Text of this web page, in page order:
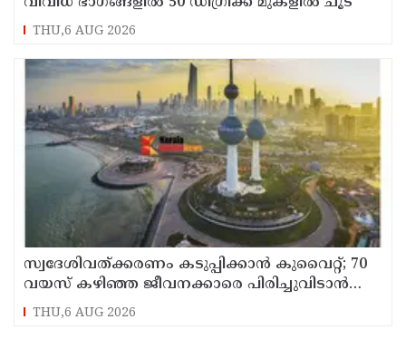
THU,6 AUG 2026
സ്വദേശിവത്ക്കരണം കടുപ്പിക്കാന്‍ കുവൈറ്റ്; 70
വയസ് കഴിഞ്ഞ ജീവനക്കാരെ പിരിച്ചുവിടാന്‍
തീരുമാനം
THU,6 AUG 2026